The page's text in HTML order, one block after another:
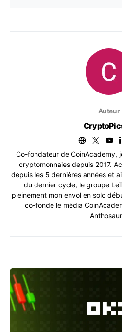
Auteur
Co-fondateur de CoinAcademy,
cryptomonnaies depuis 2017.
depuis les 5 dernières années et
du dernier cycle, le groupe
pleinement mon envol en solo
co-fonde le média